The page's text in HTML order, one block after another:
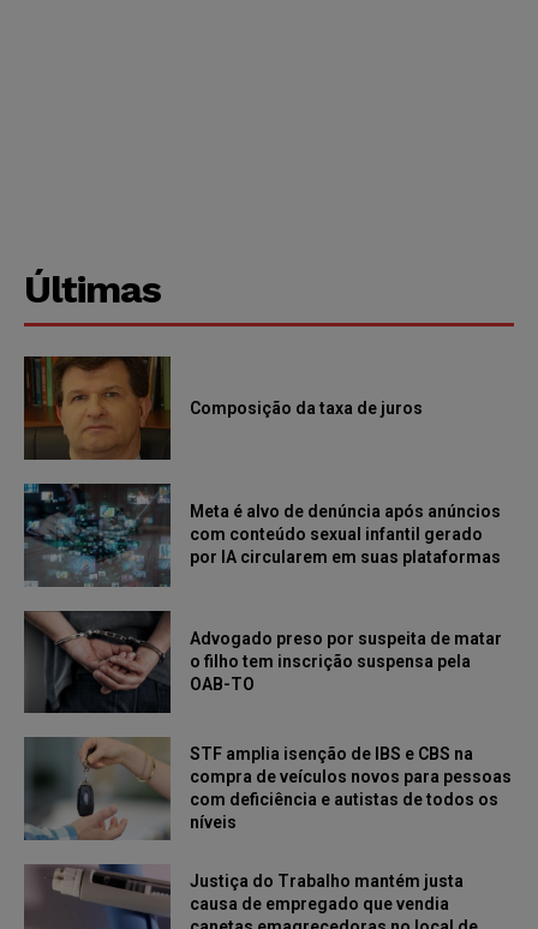
Últimas
Composição da taxa de juros
Meta é alvo de denúncia após anúncios
com conteúdo sexual infantil gerado
por IA circularem em suas plataformas
Advogado preso por suspeita de matar
o filho tem inscrição suspensa pela
OAB-TO
STF amplia isenção de IBS e CBS na
compra de veículos novos para pessoas
com deficiência e autistas de todos os
níveis
Justiça do Trabalho mantém justa
causa de empregado que vendia